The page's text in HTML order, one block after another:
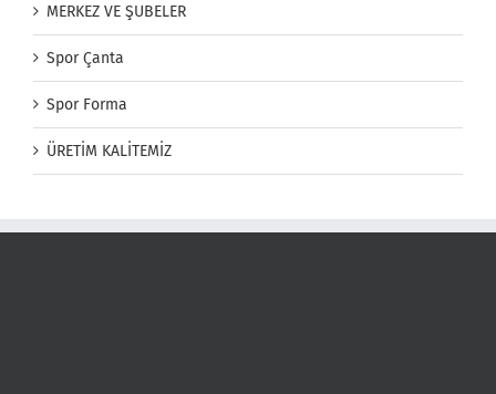
MERKEZ VE ŞUBELER
Spor Çanta
Spor Forma
ÜRETİM KALİTEMİZ